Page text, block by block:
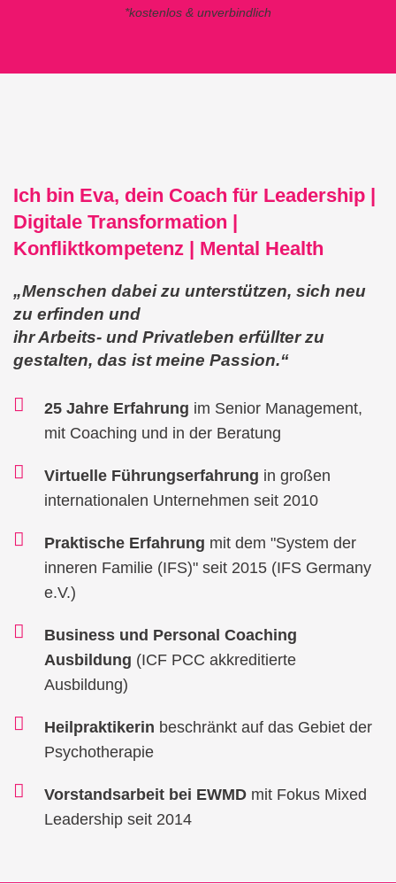
*kostenlos & unverbindlich
Ich bin Eva, dein Coach für Leadership |
Digitale Transformation |
Konfliktkompetenz | Mental Health
„Menschen dabei zu unterstützen, sich neu
zu erfinden und
ihr Arbeits- und Privatleben erfüllter zu
gestalten, das ist meine Passion.“
25 Jahre Erfahrung im Senior Management,
mit Coaching und in der Beratung
Virtuelle Führungserfahrung in großen
internationalen Unternehmen seit 2010
Praktische Erfahrung mit dem "System der
inneren Familie (IFS)" seit 2015 (IFS Germany
e.V.)
Business und Personal Coaching
Ausbildung (ICF PCC akkreditierte
Ausbildung)
Heilpraktikerin beschränkt auf das Gebiet der
Psychotherapie
Vorstandsarbeit bei EWMD mit Fokus Mixed
Leadership seit 2014